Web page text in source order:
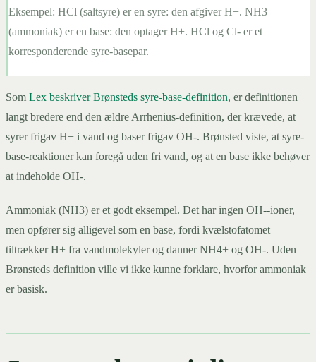
Eksempel: HCl (saltsyre) er en syre: den afgiver H+. NH3
(ammoniak) er en base: den optager H+. HCl og Cl- er et
korresponderende syre-basepar.
Som Lex beskriver Brønsteds syre-base-definition, er definitionen
langt bredere end den ældre Arrhenius-definition, der krævede, at
syrer frigav H+ i vand og baser frigav OH-. Brønsted viste, at syre-
base-reaktioner kan foregå uden fri vand, og at en base ikke behøver
at indeholde OH-.
Ammoniak (NH3) er et godt eksempel. Det har ingen OH--ioner,
men opfører sig alligevel som en base, fordi kvælstofatomet
tiltrækker H+ fra vandmolekyler og danner NH4+ og OH-. Uden
Brønsteds definition ville vi ikke kunne forklare, hvorfor ammoniak
er basisk.